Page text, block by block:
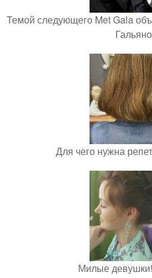
Темой следующего Met Gala
Для чего нужна
Милые